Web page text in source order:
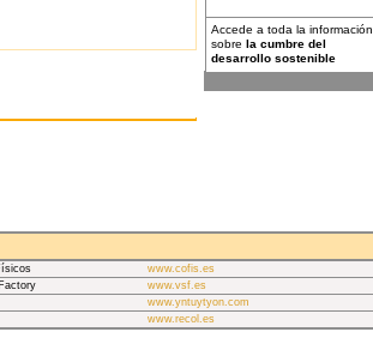
Accede a toda la información
sobre la cumbre del
desarrollo sostenible
www.cofis.es
www.vsf.es
www.yntuytyon.com
www.recol.es